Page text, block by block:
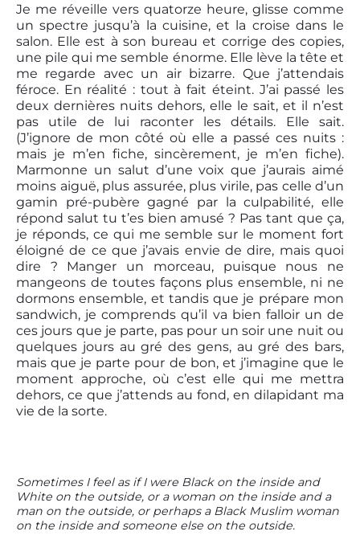
Je me réveille vers quatorze heure, glisse comme
un spectre jusqu’à la cuisine, et la croise dans le
salon. Elle est à son bureau et corrige des copies,
une pile qui me semble énorme. Elle lève la tête et
me regarde avec un air bizarre. Que j’attendais
féroce. En réalité : tout à fait éteint. J’ai passé les
deux dernières nuits dehors, elle le sait, et il n’est
pas utile de lui raconter les détails. Elle sait.
(J’ignore de mon côté où elle a passé ces nuits :
mais je m’en fiche, sincèrement, je m’en fiche).
Marmonne un salut d’une voix que j’aurais aimé
moins aiguë, plus assurée, plus virile, pas celle d’un
gamin pré-pubère gagné par la culpabilité, elle
répond salut tu t’es bien amusé ? Pas tant que ça,
je réponds, ce qui me semble sur le moment fort
éloigné de ce que j’avais envie de dire, mais quoi
dire ? Manger un morceau, puisque nous ne
mangeons de toutes façons plus ensemble, ni ne
dormons ensemble, et tandis que je prépare mon
sandwich, je comprends qu’il va bien falloir un de
ces jours que je parte, pas pour un soir une nuit ou
quelques jours au gré des gens, au gré des bars,
mais que je parte pour de bon, et j’imagine que le
moment approche, où c’est elle qui me mettra
dehors, ce que j’attends au fond, en dilapidant ma
vie de la sorte.
P
r
i
m
Sometimes I feel as if I were Black on the inside and
White on the outside, or a woman on the inside and a
man on the outside, or perhaps a Black Muslim woman
on the inside and someone else on the outside.